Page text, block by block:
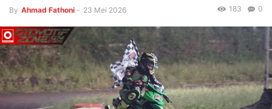
By Ahmad Fathoni - 23 Mei 2026 0
183